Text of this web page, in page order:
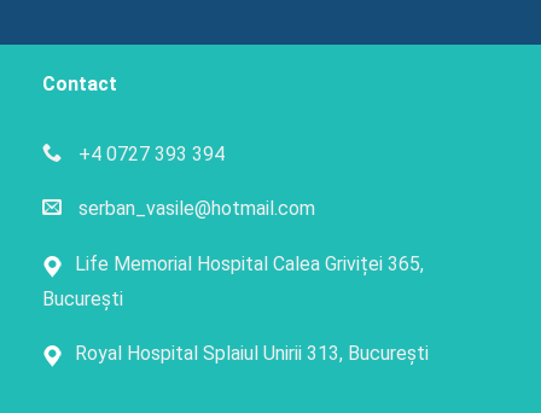
Contact
+4 0727 393 394
serban_vasile@hotmail.com
Life Memorial Hospital Calea Griviței 365,
București
Royal Hospital Splaiul Unirii 313, București